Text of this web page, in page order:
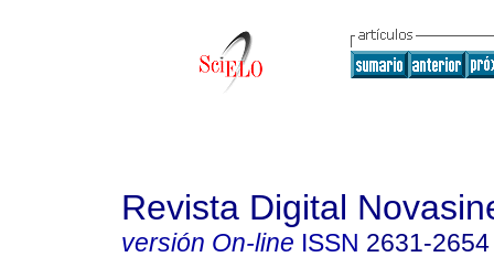
Revista Digital
versión On-line ISSN 2631-2654